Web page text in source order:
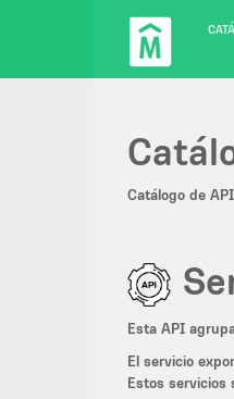
Catálogo de
Esta API
El servicio
Estos servicios